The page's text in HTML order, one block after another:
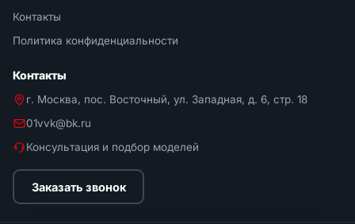
Контакты
Политика конфиденциальности
Контакты
г. Москва, пос. Восточный, ул. Западная, д. 6, стр. 18
01vvk@bk.ru
Консультация и подбор моделей
Заказать звонок